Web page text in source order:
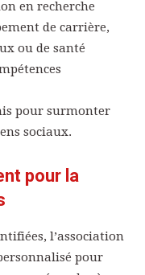
en recherche
de carrière,
ou de santé
pour surmonter
sociaux.
pour la
l’association
pour